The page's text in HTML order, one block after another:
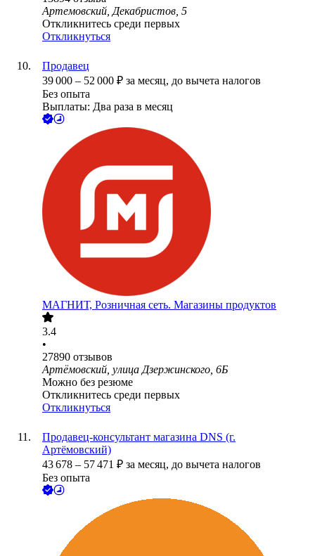
Артемовский, Декабристов, 5
Откликнитесь среди первых
Откликнуться
Продавец
39 000 – 52 000 ₽ за месяц, до вычета налогов
Без опыта
Выплаты: Два раза в месяц
МАГНИТ, Розничная сеть. Магазины продуктов
3.4
•
27890 отзывов
Артёмовский, улица Дзержинского, 6Б
Можно без резюме
Откликнитесь среди первых
Откликнуться
Продавец-консультант магазина DNS (г.
Артёмовский)
43 678 – 57 471 ₽ за месяц, до вычета налогов
Без опыта